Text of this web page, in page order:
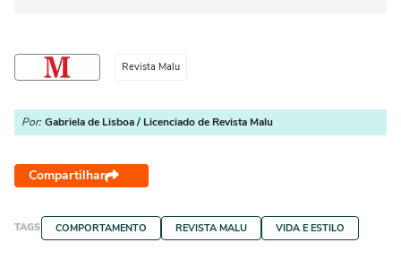
Revista Malu
Por: Gabriela de Lisboa / Licenciado de Revista Malu
Compartilhar
TAGS COMPORTAMENTO REVISTA MALU VIDA E ESTILO